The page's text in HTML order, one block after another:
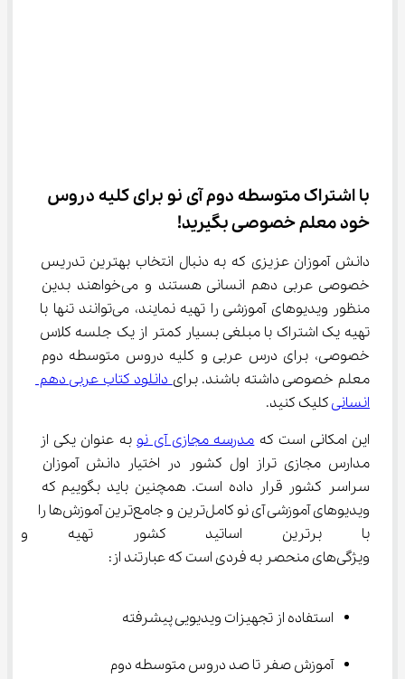
با اشتراک متوسطه دوم آی نو برای کلیه دروس
خود معلم خصوصی بگیرید!
دانش آموزان عزیزی که به دنبال انتخاب بهترین تدریس
خصوصی عربی دهم انسانی هستند و می‌خواهند بدین
منظور ویدیوهای آموزشی را تهیه نمایند، می‌توانند تنها با
تهیه یک اشتراک با مبلغی بسیار کمتر از یک جلسه کلاس
خصوصی، برای درس عربی و کلیه دروس متوسطه دوم
معلم خصوصی داشته باشند. برای دانلود کتاب عربی دهم
انسانی کلیک کنید.
این امکانی است که مدرسه مجازی آی نو به عنوان یکی از
مدارس مجازی تراز اول کشور در اختیار دانش آموزان
سراسر کشور قرار داده است. همچنین باید بگوییم که
ویدیوهای آموزشی آی نو کامل‌ترین و جامع‌ترین آموزش‌ها را
با برترین اساتید کشور تهیه و
ویژگی‌های منحصر به فردی است که عبارتند از:
استفاده از تجهیزات ویدیویی پیشرفته
آموزش صفر تا صد دروس متوسطه دوم